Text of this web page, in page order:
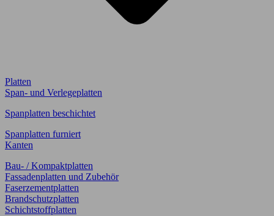
Platten
Span- und Verlegeplatten
Spanplatten beschichtet
Spanplatten furniert
Kanten
Bau- / Kompaktplatten
Fassadenplatten und Zubehör
Faserzementplatten
Brandschutzplatten
Schichtstoffplatten